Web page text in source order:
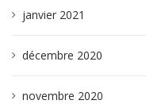
janvier 2021
décembre 2020
novembre 2020